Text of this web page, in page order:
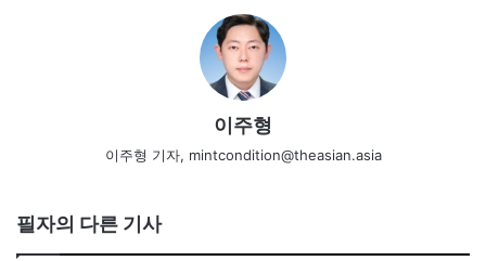
이주형
이주형 기자, mintcondition@theasian.asia
필자의 다른 기사